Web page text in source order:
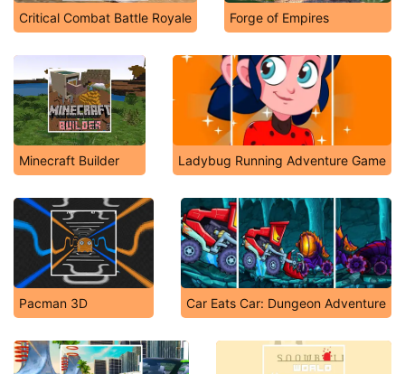
Critical Combat Battle Royale Forge of Empires
Minecraft Builder Ladybug Running Adventure Game
Pacman 3D Car Eats Car: Dungeon Adventure